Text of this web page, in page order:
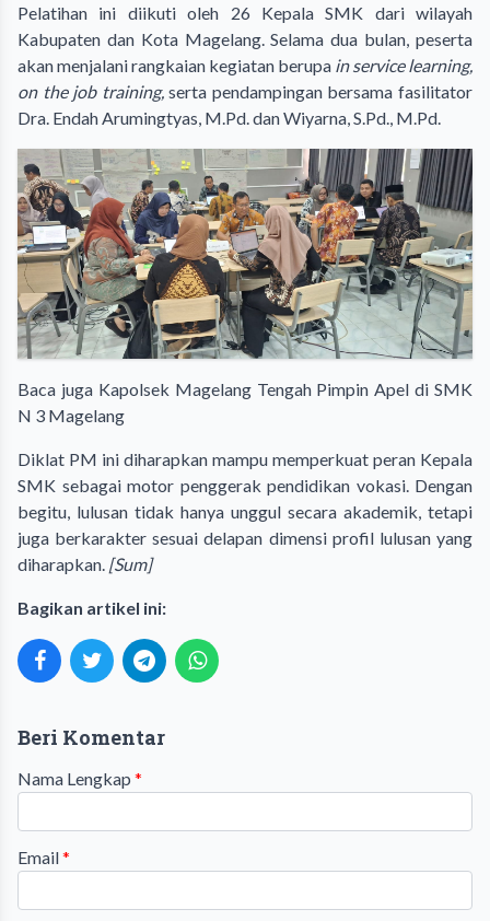
Pelatihan ini diikuti oleh 26 Kepala SMK dari wilayah
Kabupaten dan Kota Magelang. Selama dua bulan, peserta
akan menjalani rangkaian kegiatan berupa in service learning,
on the job training,serta pendampingan bersama fasilitator
Dra. Endah Arumingtyas, M.Pd. dan Wiyarna, S.Pd., M.Pd.
Baca juga Kapolsek Magelang Tengah Pimpin Apel di SMK
N 3 Magelang
Diklat PM ini diharapkan mampu memperkuat peran Kepala
SMK sebagai motor penggerak pendidikan vokasi. Dengan
begitu, lulusan tidak hanya unggul secara akademik, tetapi
juga berkarakter sesuai delapan dimensi profil lulusan yang
diharapkan. [Sum]
Bagikan artikel ini:
Beri Komentar
Nama Lengkap *
Email*